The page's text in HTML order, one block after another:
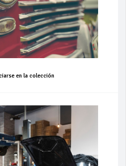
en la colección